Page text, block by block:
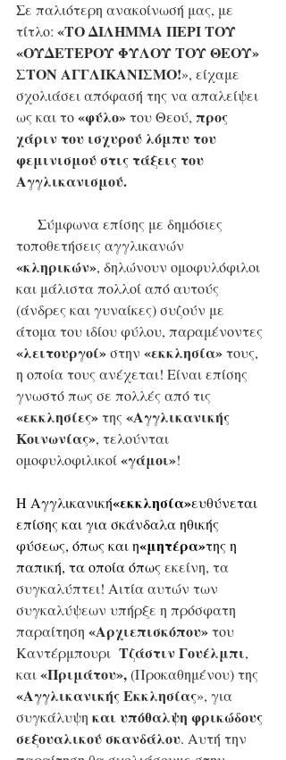
Σε παλιότερη ανακοίνωσή μας, με
τίτλο: «ΤΟ ΔΙΛΗΜΜΑ ΠΕΡΙ ΤΟΥ
«ΟΥΔΕΤΕΡΟΥ ΦΥΛΟΥ ΤΟΥ ΘΕΟΥ»
ΣΤΟΝ ΑΓΓΛΙΚΑΝΙΣΜΟ!», είχαμε
σχολιάσει απόφασή της να απαλείψει
ως και το «φύλο» του Θεού, προς
χάριν του ισχυρού λόμπυ του
φεμινισμού στις τάξεις του
Αγγλικανισμού.
Σύμφωνα επίσης με δημόσιες
τοποθετήσεις αγγλικανών
«κληρικών», δηλώνουν ομοφυλόφιλοι
και μάλιστα πολλοί από αυτούς
(άνδρες και γυναίκες) συζούν με
άτομα του ιδίου φύλου, παραμένοντες
«λειτουργοί» στην «εκκλησία» τους,
η οποία τους ανέχεται! Είναι επίσης
γνωστό πως σε πολλές από τις
«εκκλησίες» της «Αγγλικανικής
Κοινωνίας», τελούνται
ομοφυλοφιλικοί «γάμοι»!
Η Αγγλικανική«εκκλησία»ευθύνεται
επίσης και για σκάνδαλα ηθικής
φύσεως, όπως και η«μητέρα»της η
παπική, τα οποία όπως εκείνη, τα
συγκαλύπτει! Αιτία αυτών των
συγκαλύψεων υπήρξε η πρόσφατη
παραίτηση «Αρχιεπισκόπου» του
Καντέρμπουρι Τζάστιν Γουέλμπι,
και «Πριμάτου», (Προκαθημένου) της
«Αγγλικανικής Εκκλησίας», για
συγκάλυψη και υπόθαλψη φρικώδους
σεξουαλικού σκανδάλου. Αυτή την